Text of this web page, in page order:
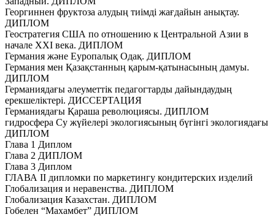
Георгиннен фруктоза алудың тиімді жағдайын анықтау.
ДИПЛОМ
Геостратегия США по отношению к Центральной Азии в
начале ХХI века. ДИПЛОМ
Германия және Еуропалық Одақ. ДИПЛОМ
Германия мен Қазақстанның қарым-қатынасының дамуы.
ДИПЛОМ
Германиядағы әлеуметтiк педагогтарды дайындаудың
ерекшелiктерi. ДИССЕРТАЦИЯ
Германиядағы Қараша революциясы. ДИПЛОМ
гидросфера Су жүйелері экологиясының бүгінгі экологиядағы
ДИПЛОМ
Глава 1 Диплом
Глава 2 ДИПЛОМ
Глава 3 Диплом
ГЛАВА II дипломки по маркетингу кондитерских изделий
Глобализация и неравенства. ДИПЛОМ
Глобализация Казахстан. ДИПЛОМ
Гобелен “Махамбет” ДИПЛОМ